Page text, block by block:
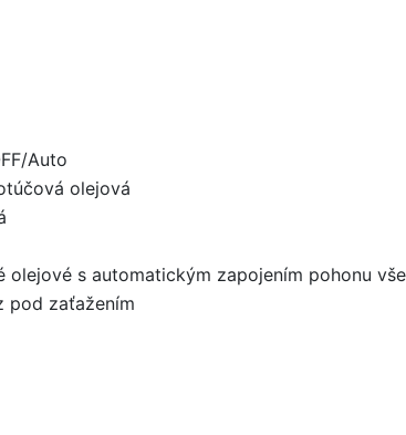
Auto
olejová
olejové s automatickým zapojením pohonu
pod zaťažením